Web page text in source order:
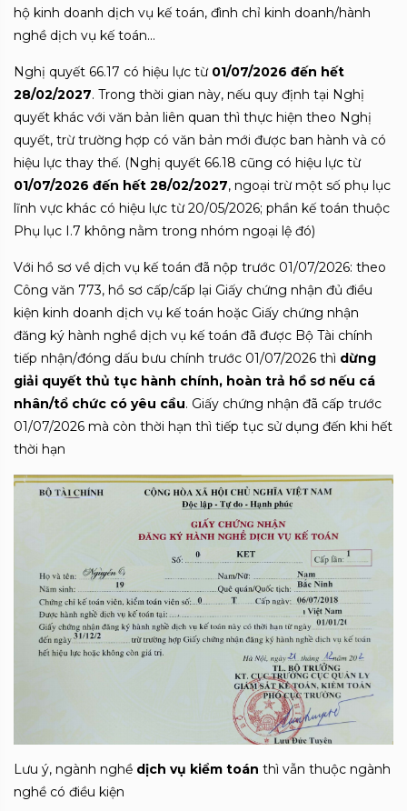
hộ kinh doanh dịch vụ kế toán, đình chỉ kinh doanh/hành
nghề dịch vụ kế toán…
Nghị quyết 66.17 có hiệu lực từ 01/07/2026 đến hết
28/02/2027. Trong thời gian này, nếu quy định tại Nghị
quyết khác với văn bản liên quan thì thực hiện theo Nghị
quyết, trừ trường hợp có văn bản mới được ban hành và có
hiệu lực thay thế. (Nghị quyết 66.18 cũng có hiệu lực từ
01/07/2026 đến hết 28/02/2027, ngoại trừ một số phụ lục
lĩnh vực khác có hiệu lực từ 20/05/2026; phần kế toán thuộc
Phụ lục I.7 không nằm trong nhóm ngoại lệ đó)
Với hồ sơ về dịch vụ kế toán đã nộp trước 01/07/2026: theo
Công văn 773, hồ sơ cấp/cấp lại Giấy chứng nhận đủ điều
kiện kinh doanh dịch vụ kế toán hoặc Giấy chứng nhận
đăng ký hành nghề dịch vụ kế toán đã được Bộ Tài chính
tiếp nhận/đóng dấu bưu chính trước 01/07/2026 thì dừng
giải quyết thủ tục hành chính, hoàn trả hồ sơ nếu cá
nhân/tổ chức có yêu cầu. Giấy chứng nhận đã cấp trước
01/07/2026 mà còn thời hạn thì tiếp tục sử dụng đến khi hết
thời hạn
Lưu ý, ngành nghề dịch vụ kiểm toán thì vẫn thuộc ngành
nghề có điều kiện